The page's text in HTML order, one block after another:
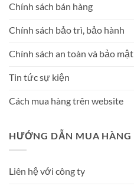
Chính sách bán hàng
Chính sách bảo trì, bảo hành
Chính sách an toàn và bảo mật
Tin tức sự kiện
Cách mua hàng trên website
HƯỚNG DẪN MUA HÀNG
Liên hệ với công ty